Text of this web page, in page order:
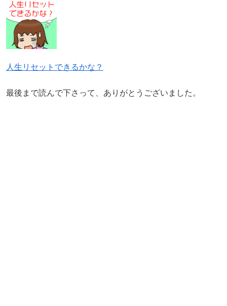
人生リセットできるかな？
最後まで読んで下さって、ありがとうございました。